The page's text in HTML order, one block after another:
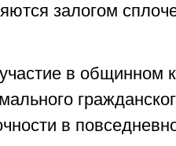
залогом
в общинном
в